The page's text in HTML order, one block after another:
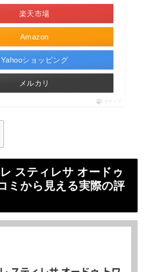
Amazon
楽天市場
Yahooショッピング
メルカリ
ポチップ
スティレサ オードゥ
ミから見える実際の評